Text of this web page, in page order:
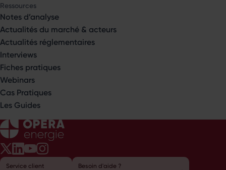
Ressources
Notes d’analyse
Actualités du marché & acteurs
Actualités réglementaires
Interviews
Fiches pratiques
Webinars
Cas Pratiques
Les Guides
Opéra Énergie sur Twitter
Opéra Énergie sur LinkedIn
Opéra Énergie sur Youtube
Opéra Énergie sur Instagram
Service client Besoin d'aide ?